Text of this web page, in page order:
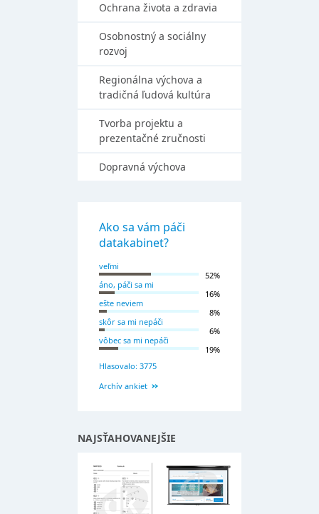
Ochrana života a zdravia
Osobnostný a sociálny
rozvoj
Regionálna výchova a
tradičná ľudová kultúra
Tvorba projektu a
prezentačné zručnosti
Dopravná výchova
Ako sa vám páči
datakabinet?
veľmi
52%
áno, páči sa mi
16%
ešte neviem
8%
skôr sa mi nepáči
6%
vôbec sa mi nepáči
19%
Hlasovalo: 3775
Archív ankiet
NAJSŤAHOVANEJŠIE